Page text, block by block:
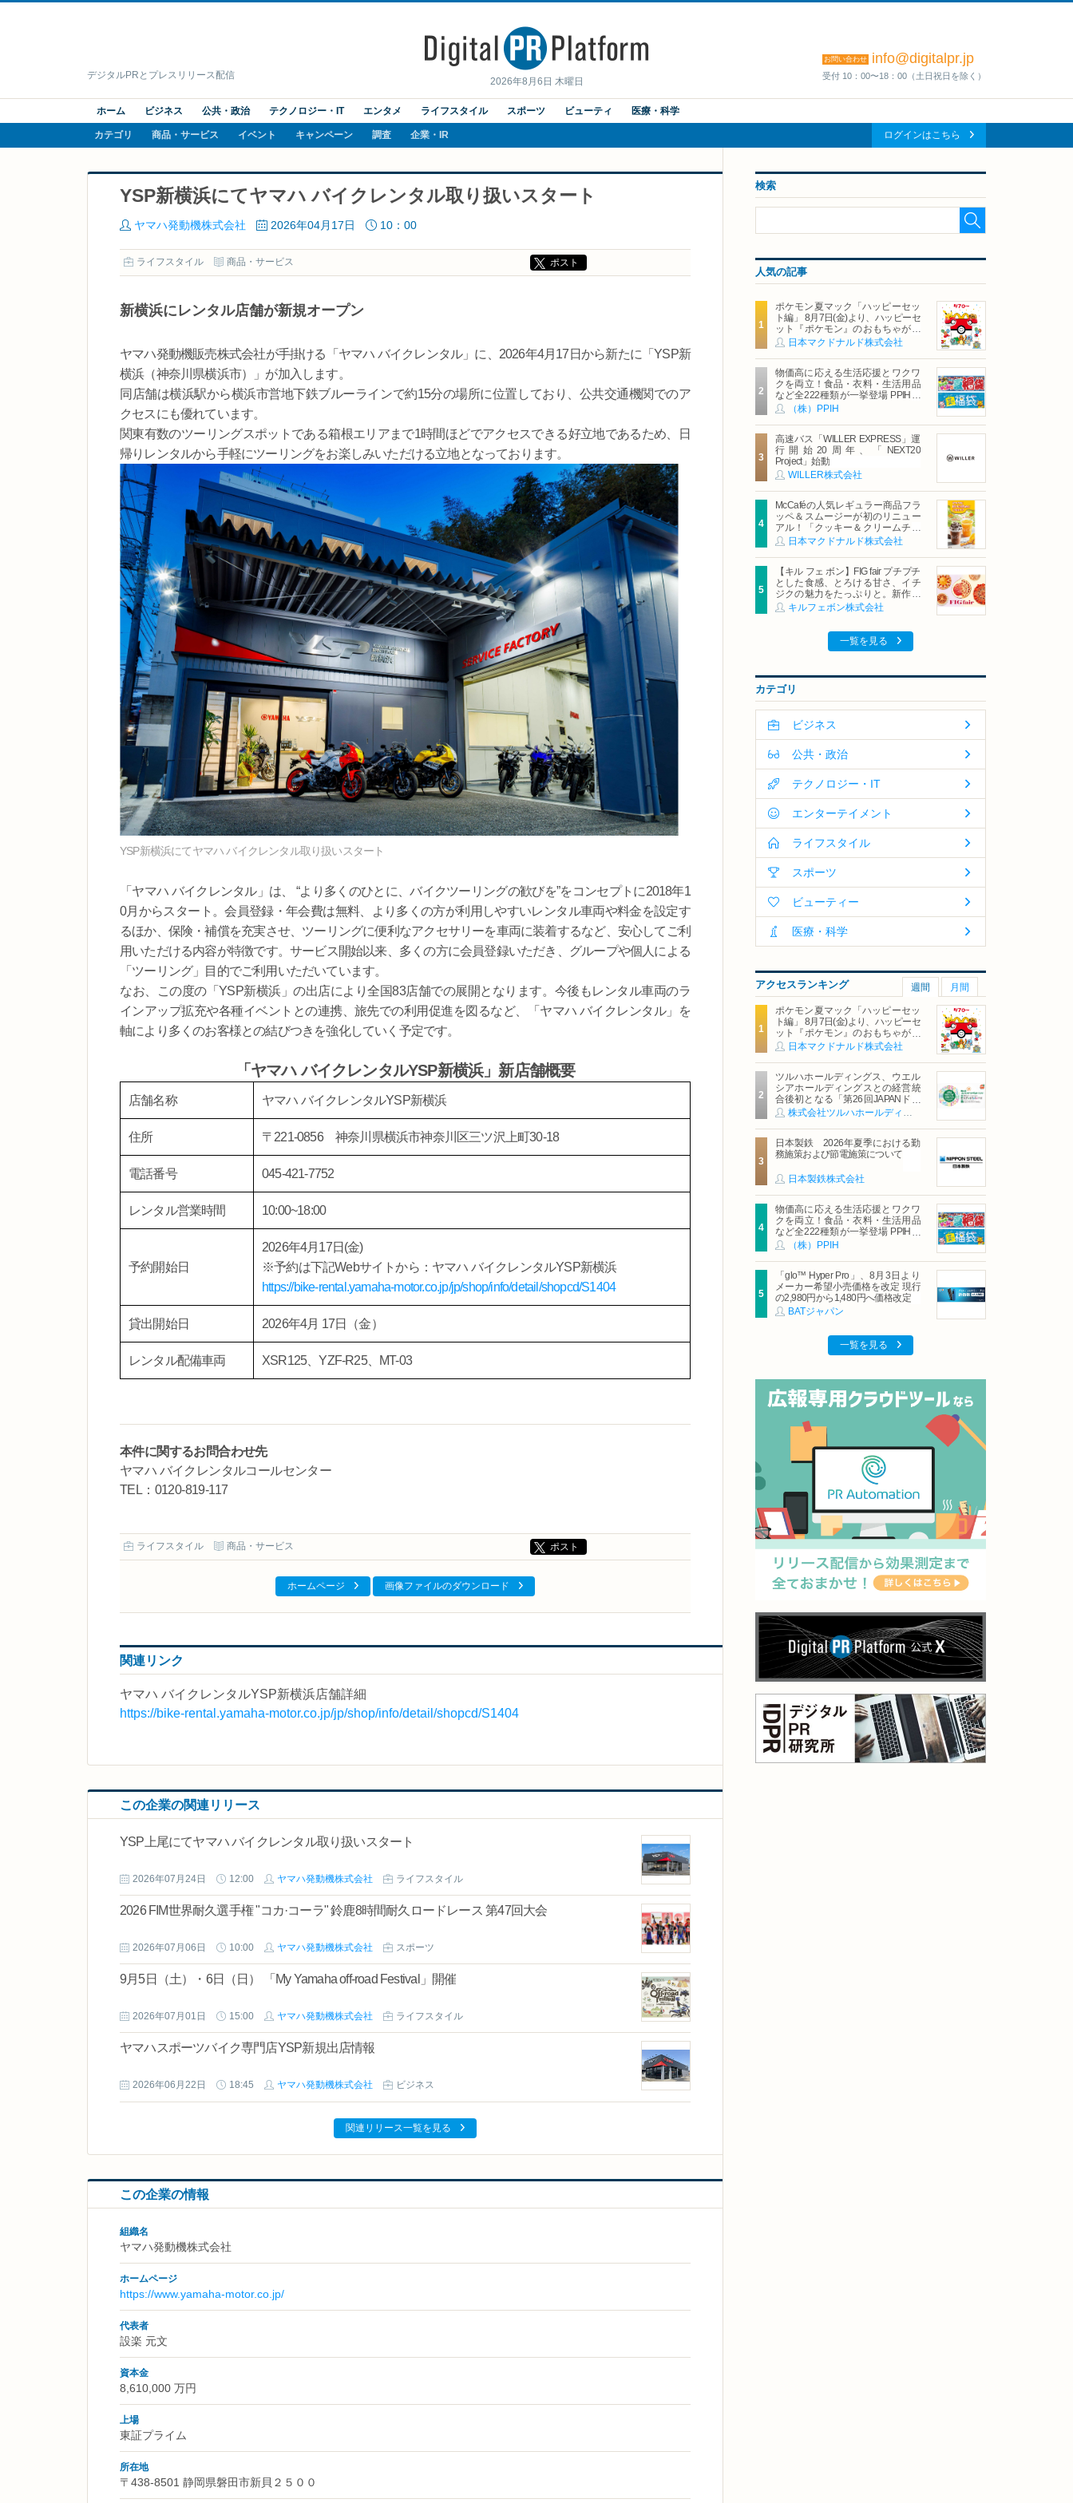
2026年8月6日 木曜日
デジタルPRとプレスリリース配信
お問い合わせ info@digitalpr.jp
受付 10：00〜18：00（土日祝日を除く）
ホーム ビジネス 公共・政治 テクノロジー・IT エンタメ ライフスタイル スポーツ ビューティ 医療・科学
カテゴリ 商品・サービス イベント キャンペーン 調査 企業・IR ログインはこちら
YSP新横浜にてヤマハ バイクレンタル取り扱いスタート
ヤマハ発動機株式会社 2026年04月17日 10：00
ライフスタイル 商品・サービス ポスト
新横浜にレンタル店舗が新規オープン
ヤマハ発動機販売株式会社が手掛ける「ヤマハ バイクレンタル」に、2026年4月17日から新たに「YSP新
横浜（神奈川県横浜市）」が加入します。
同店舗は横浜駅から横浜市営地下鉄ブルーラインで約15分の場所に位置しており、公共交通機関でのア
クセスにも優れています。
関東有数のツーリングスポットである箱根エリアまで1時間ほどでアクセスできる好立地であるため、日
帰りレンタルから手軽にツーリングをお楽しみいただける立地となっております。
YSP新横浜にてヤマハ バイクレンタル取り扱いスタート
「ヤマハ バイクレンタル」は、 “より多くのひとに、バイクツーリングの歓びを”をコンセプトに2018年1
0月からスタート。会員登録・年会費は無料、より多くの方が利用しやすいレンタル車両や料金を設定す
るほか、保険・補償を充実させ、ツーリングに便利なアクセサリーを車両に装着するなど、安心してご利
用いただける内容が特徴です。サービス開始以来、多くの方に会員登録いただき、グループや個人による
「ツーリング」目的でご利用いただいています。
なお、この度の「YSP新横浜」の出店により全国83店舗での展開となります。今後もレンタル車両のラ
インアップ拡充や各種イベントとの連携、旅先での利用促進を図るなど、「ヤマハ バイクレンタル」を
軸により多くのお客様との結びつきを強化していく予定です。
「ヤマハ バイクレンタルYSP新横浜」新店舗概要
店舗名称 ヤマハ バイクレンタルYSP新横浜
住所 〒221-0856 神奈川県横浜市神奈川区三ツ沢上町30-18
電話番号 045-421-7752
レンタル営業時間 10:00~18:00
予約開始日
2026年4月17日(金)
※予約は下記Webサイトから：ヤマハ バイクレンタルYSP新横浜
https://bike-rental.yamaha-motor.co.jp/jp/shop/info/detail/shopcd/S1404
貸出開始日 2026年4月 17日（金）
レンタル配備車両 XSR125、YZF-R25、MT-03
本件に関するお問合わせ先
ヤマハ バイクレンタルコールセンター
TEL：0120-819-117
ライフスタイル 商品・サービス ポスト
ホームページ 画像ファイルのダウンロード
関連リンク
ヤマハ バイクレンタルYSP新横浜店舗詳細
https://bike-rental.yamaha-motor.co.jp/jp/shop/info/detail/shopcd/S1404
この企業の関連リリース
YSP上尾にてヤマハ バイクレンタル取り扱いスタート
2026年07月24日 12:00 ヤマハ発動機株式会社 ライフスタイル
2026 FIM世界耐久選手権 "コカ·コーラ" 鈴鹿8時間耐久ロードレース 第47回大会
2026年07月06日 10:00 ヤマハ発動機株式会社 スポーツ
9月5日（土）・6日（日） 「My Yamaha off-road Festival」開催
2026年07月01日 15:00 ヤマハ発動機株式会社 ライフスタイル
ヤマハスポーツバイク専門店YSP新規出店情報
2026年06月22日 18:45 ヤマハ発動機株式会社 ビジネス
関連リリース一覧を見る
この企業の情報
組織名
ヤマハ発動機株式会社
ホームページ
https://www.yamaha-motor.co.jp/
代表者
設楽 元文
資本金
8,610,000 万円
上場
東証プライム
所在地
〒438-8501 静岡県磐田市新貝２５００
検索
人気の記事
ポケモン夏マック「ハッピーセッ
ト編」 8月7日(金)より、ハッピーセ
ット『ポケモン』のおもちゃが期
間限定登場
日本マクドナルド株式会社
物価高に応える生活応援とワクワ
クを両立！食品・衣料・生活用品
など全222種類が一挙登場 PPIHグ
ループ「夏福袋」＆セール 8月6日
(木)より順次スタート
（株）PPIH
高速バス「WILLER EXPRESS」運
行開始20周年、「NEXT20
Project」始動
WILLER株式会社
McCaféの人気レギュラー商品フラ
ッペ＆スムージーが初のリニュー
アル！「クッキー＆クリームチョ
コフラッペ」「マンゴースムージ
ー」8月5日（水）から販売開始
日本マクドナルド株式会社
【キル フェ ボン】FIG fair プチプチ
とした食感、とろける甘さ、イチ
ジクの魅力をたっぷりと。新作を
含め、イチジク尽くしの全4種が登
場8月20日（木）スタート
キルフェボン株式会社
一覧を見る
カテゴリ
ビジネス
公共・政治
テクノロジー・IT
エンターテイメント
ライフスタイル
スポーツ
ビューティー
医療・科学
アクセスランキング 週間 月間
ポケモン夏マック「ハッピーセッ
ト編」 8月7日(金)より、ハッピーセ
ット『ポケモン』のおもちゃが期
間限定登場
日本マクドナルド株式会社
ツルハホールディングス、ウエル
シアホールディングスとの経営統
合後初となる「第26回JAPANドラ
ッグストアショー」に出展
株式会社ツルハホールディングス
日本製鉄 2026年夏季における勤
務施策および節電施策について
日本製鉄株式会社
物価高に応える生活応援とワクワ
クを両立！食品・衣料・生活用品
など全222種類が一挙登場 PPIHグ
ループ「夏福袋」＆セール 8月6日
（株）PPIH
「glo™ Hyper Pro」、8月3日より
メーカー希望小売価格を改定 現行
の2,980円から1,480円へ価格改定
BATジャパン
一覧を見る